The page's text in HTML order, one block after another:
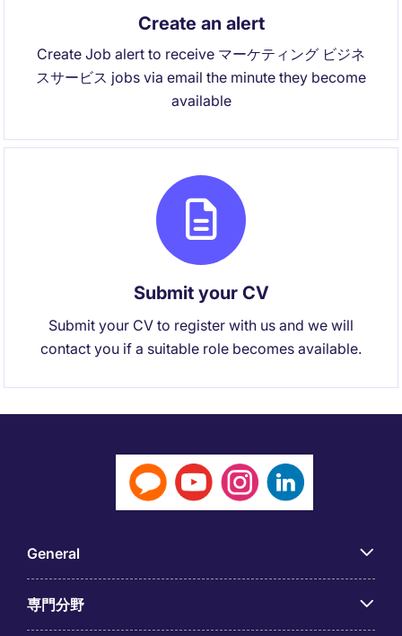
Create an alert
Create Job alert to receive マーケティング ビジネ
スサービス jobs via email the minute they become
available
Submit your CV
Submit your CV to register with us and we will
contact you if a suitable role becomes available.
General
専門分野